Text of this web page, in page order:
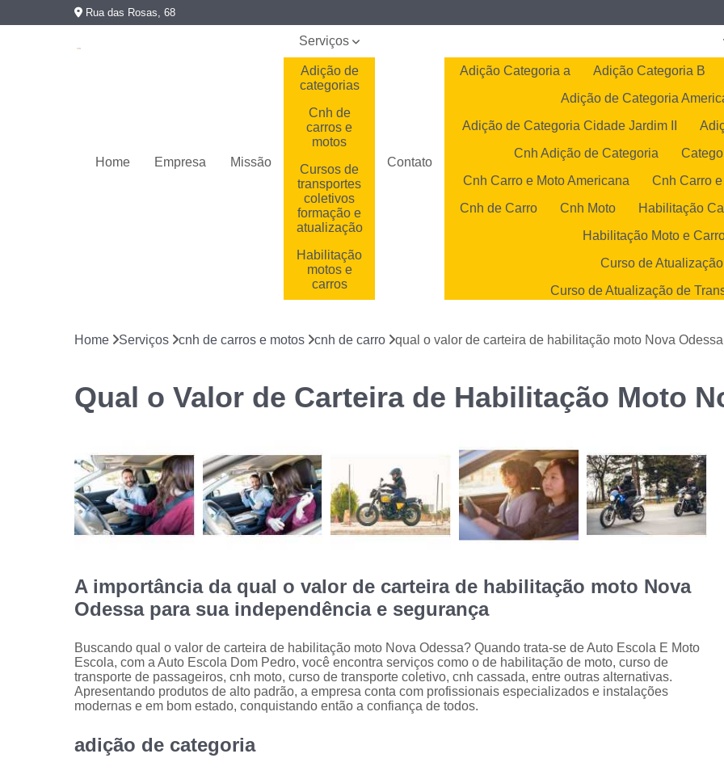
Rua das Rosas, 68
Home Empresa Missão
Serviços
Adição de
categorias
Cnh de
carros e
motos
Cursos de
transportes
coletivos
formação e
atualização
Habilitação
motos e
carros
Reciclagem
de cnh
Contato
Adição Categoria a Adição Categoria B
Adição de Categoria
Adição de Categoria Cidade Jardim II
Cnh Adição de Categoria
Cnh Carro e Moto Americana
Cnh Carro e
Cnh de Carro
Cnh Moto Habilitação
Habilitação Moto e
Curso de
Curso de Atualização de
Curso de Atualização
Curso de Formação de Transporte Coletivo
Curso de Transporte Coletivo Formação e
Cursos Transporte Coletivo
Carteira de Carro e Moto
Carteira de
Carteira Moto e Carro
Cnh
Habilitação Carro e Moto Cidade
Cnh Cassada
Cnh Cassada
Cnh Cassada e Vencida
Cnh
Habilitação Cassada
Habilitação
Primeira
Home Serviços cnh de carros e motos cnh de carro qual o valor de carteira de habilitação moto Nova Odessa
Qual o Valor de Carteira de Habilitação Moto
A importância da qual o valor de carteira de habilitação moto Nova
Odessa para sua independência e segurança
Buscando qual o valor de carteira de habilitação moto Nova Odessa? Quando trata-se de Auto Escola E Moto
Escola, com a Auto Escola Dom Pedro, você encontra serviços como o de habilitação de moto, curso de
transporte de passageiros, cnh moto, curso de transporte coletivo, cnh cassada, entre outras alternativas.
Apresentando produtos de alto padrão, a empresa conta com profissionais especializados e instalações
modernas e em bom estado, conquistando então a confiança de todos.
adição de categoria